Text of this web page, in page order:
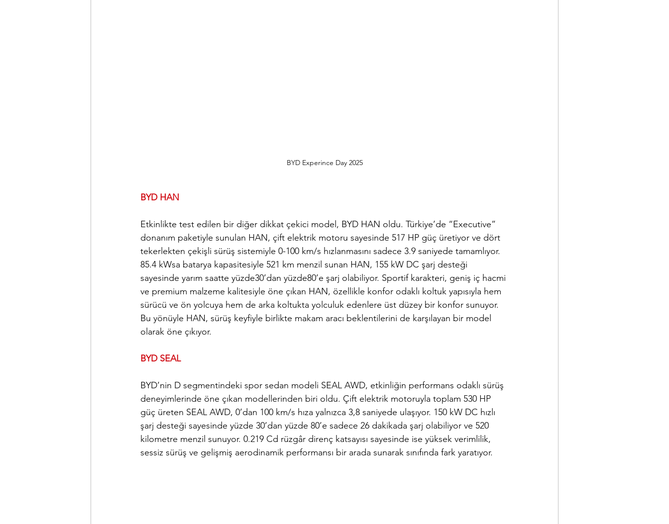
BYD Experince Day 2025
BYD HAN
Etkinlikte test edilen bir diğer dikkat çekici model, BYD HAN oldu. Türkiye’de “Executive”
donanım paketiyle sunulan HAN, çift elektrik motoru sayesinde 517 HP güç üretiyor ve dört
tekerlekten çekişli sürüş sistemiyle 0-100 km/s hızlanmasını sadece 3.9 saniyede tamamlıyor.
85.4 kWsa batarya kapasitesiyle 521 km menzil sunan HAN, 155 kW DC şarj desteği
sayesinde yarım saatte yüzde30’dan yüzde80’e şarj olabiliyor. Sportif karakteri, geniş iç hacmi
ve premium malzeme kalitesiyle öne çıkan HAN, özellikle konfor odaklı koltuk yapısıyla hem
sürücü ve ön yolcuya hem de arka koltukta yolculuk edenlere üst düzey bir konfor sunuyor.
Bu yönüyle HAN, sürüş keyfiyle birlikte makam aracı beklentilerini de karşılayan bir model
olarak öne çıkıyor.
BYD SEAL
BYD’nin D segmentindeki spor sedan modeli SEAL AWD, etkinliğin performans odaklı sürüş
deneyimlerinde öne çıkan modellerinden biri oldu. Çift elektrik motoruyla toplam 530 HP
güç üreten SEAL AWD, 0’dan 100 km/s hıza yalnızca 3,8 saniyede ulaşıyor. 150 kW DC hızlı
şarj desteği sayesinde yüzde 30’dan yüzde 80’e sadece 26 dakikada şarj olabiliyor ve 520
kilometre menzil sunuyor. 0.219 Cd rüzgâr direnç katsayısı sayesinde ise yüksek verimlilik,
sessiz sürüş ve gelişmiş aerodinamik performansı bir arada sunarak sınıfında fark yaratıyor.